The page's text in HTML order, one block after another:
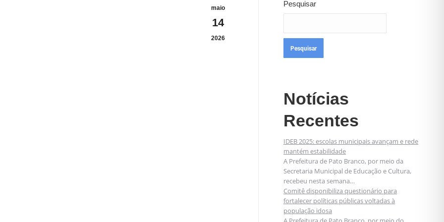
maio
14
2026
Pesquisar
Pesquisar
Notícias
Recentes
IDEB 2025: escolas municipais avançam e rede
mantém estabilidade
A Prefeitura de Pato Branco, por meio da
Secretaria Municipal de Educação e Cultura,
recebeu nesta semana…
Comitê disponibiliza questionário para
fortalecer políticas públicas voltadas à
população idosa